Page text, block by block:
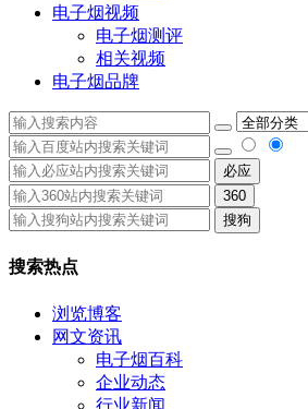
电子烟视频
电子烟测评
相关视频
电子烟品牌
必应
360
搜狗
搜索热点
浏览博客
网文资讯
电子烟百科
企业动态
行业新闻